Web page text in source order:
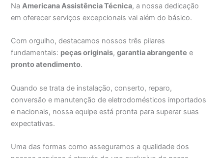
NaAmericana Assistência Técnica, a nossa dedicação
em oferecer serviços excepcionais vai além do básico.
Com orgulho, destacamos nossos três pilares
fundamentais: peças originais,garantia abrangente e
pronto atendimento.
Quando se trata de instalação, conserto, reparo,
conversão e manutenção de eletrodomésticos importados
e nacionais, nossa equipe está pronta para superar suas
expectativas.
Uma das formas como asseguramos a qualidade dos